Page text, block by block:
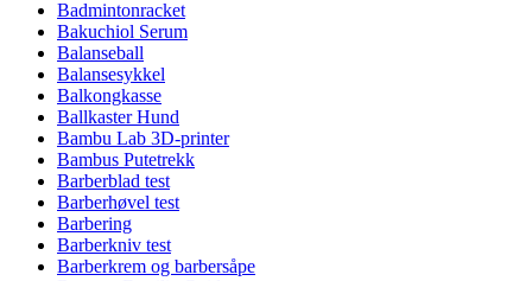
Badmintonracket
Bakuchiol Serum
Balanseball
Balansesykkel
Balkongkasse
Ballkaster Hund
Bambu Lab 3D-printer
Bambus Putetrekk
Barberblad test
Barberhøvel test
Barbering
Barberkniv test
Barberkrem og barbersåpe